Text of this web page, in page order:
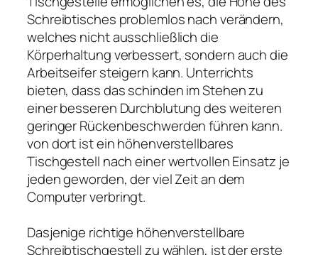
Schreibtisches problemlos nach verändern,
welches nicht ausschließlich die
Körperhaltung verbessert, sondern auch die
Arbeitseifer steigern kann. Unterrichts
bieten, dass das schinden im Stehen zu
einer besseren Durchblutung des weiteren
geringer Rückenbeschwerden führen kann.
von dort ist ein höhenverstellbares
Tischgestell nach einer wertvollen Einsatz je
jeden geworden, der viel Zeit an dem
Computer verbringt.
Dasjenige richtige höhenverstellbare
Schreibtischgestell zu wählen, ist der erste